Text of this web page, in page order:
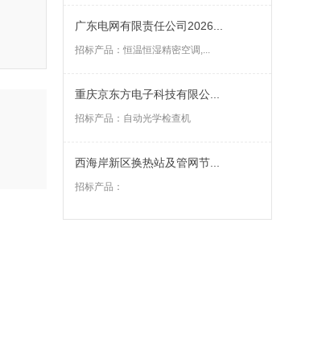
广东电网有限责任公司2026...
招标产品： 恒温恒湿精密空调,...
重庆京东方电子科技有限公...
招标产品： 自动光学检查机
西海岸新区换热站及管网节...
招标产品：